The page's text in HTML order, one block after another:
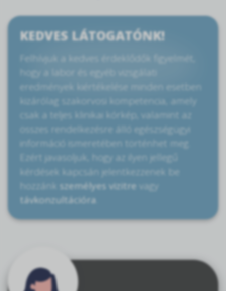
KEDVES LÁTOGATÓNK!
Felhívjuk a kedves érdeklődők figyelmét,
hogy a labor és egyéb vizsgálati
eredmények kiértékelése minden esetben
kizárólag szakorvosi kompetencia, amely
csak a teljes klinikai kórkép, valamint az
összes rendelkezésre álló egészségügyi
információ ismeretében történhet meg.
Ezért javasoljuk, hogy az ilyen jellegű
kérdések kapcsán jelentkezzenek be
hozzánk személyes vizitre vagy
távkonzultációra